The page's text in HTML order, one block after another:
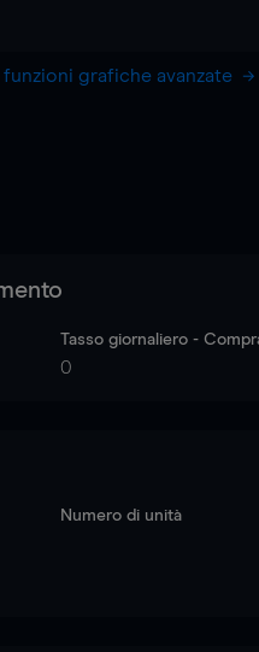
grafiche avanzate
Tasso giornaliero -
0
Numero di unità